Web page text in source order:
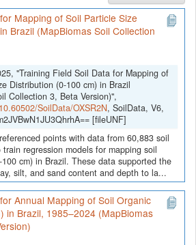
Mapping of Soil Particle Size
Brazil (MapBiomas Soil Collection
"Training Field Soil Data for Mapping of
Distribution (0-100 cm) in Brazil
Collection 3, Beta Version)",
SoilData/OXSR2N, SoilData, V6,
[fileUNF]
points with data from 60,883 soil
regression models for mapping soil
cm) in Brazil. These data supported the
silt, and sand content and depth to la...
Annual Mapping of Soil Organic
in Brazil, 1985–2024 (MapBiomas